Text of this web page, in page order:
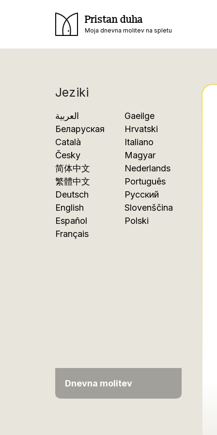
Pristan duha
Moja dnevna molitev na spletu
Jeziki
العربية
Беларуская
Català
Česky
简体中文
繁體中文
Deutsch
English
Español
Français
Gaeilge
Hrvatski
Italiano
Magyar
Nederlands
Português
Русский
Slovenščina
Polski
Dnevna molitev